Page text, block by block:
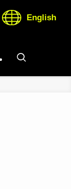
English